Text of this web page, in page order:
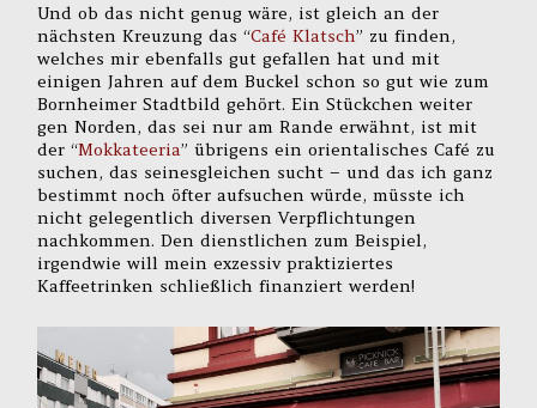
Und ob das nicht genug wäre, ist gleich an der
nächsten Kreuzung das “Café Klatsch” zu finden,
welches mir ebenfalls gut gefallen hat und mit
einigen Jahren auf dem Buckel schon so gut wie zum
Bornheimer Stadtbild gehört. Ein Stückchen weiter
gen Norden, das sei nur am Rande erwähnt, ist mit
der “Mokkateeria” übrigens ein orientalisches Café zu
suchen, das seinesgleichen sucht – und das ich ganz
bestimmt noch öfter aufsuchen würde, müsste ich
nicht gelegentlich diversen Verpflichtungen
nachkommen. Den dienstlichen zum Beispiel,
irgendwie will mein exzessiv praktiziertes
Kaffeetrinken schließlich finanziert werden!